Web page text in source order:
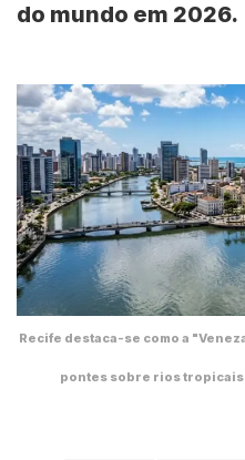
do mundo em 2026.
Recife destaca-se como a
pontes sobre rios tropicais